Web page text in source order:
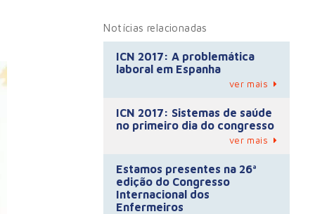
Notícias relacionadas
ICN 2017: A problemática
laboral em Espanha
ver mais
ICN 2017: Sistemas de saúde
no primeiro dia do congresso
ver mais
Estamos presentes na 26ª
edição do Congresso
Internacional dos
Enfermeiros